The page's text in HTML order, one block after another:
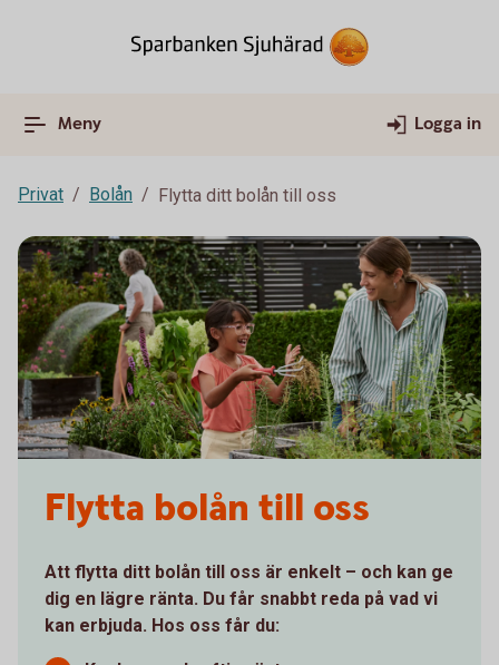
Meny Logga in
Privat Bolån Flytta ditt bolån till oss
Flytta bolån till oss
Att flytta ditt bolån till oss är enkelt – och kan ge
dig en lägre ränta. Du får snabbt reda på vad vi
kan erbjuda. Hos oss får du: